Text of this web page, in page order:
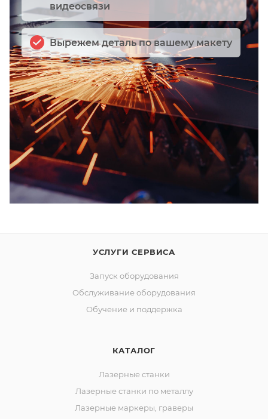
видеосвязи
Вырежем деталь по вашему макету
УСЛУГИ СЕРВИСА
Запуск оборудования
Обслуживание оборудования
Обучение и поддержка
КАТАЛОГ
Лазерные станки
Лазерные станки по металлу
Лазерные маркеры, граверы